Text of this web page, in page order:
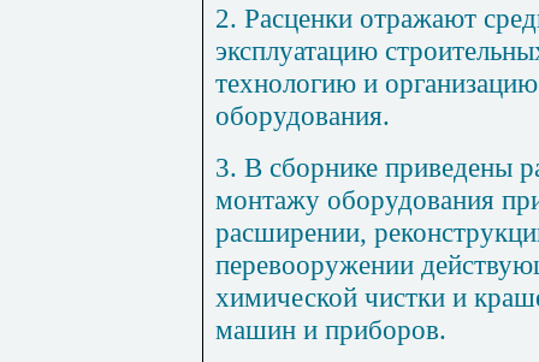
2. Расценки отражают
эксплуатацию
технологию и
оборудования.
3. В сборнике приведены
монтажу оборудования
расширении,
перевооружении
химической чистки и
машин и приборов.